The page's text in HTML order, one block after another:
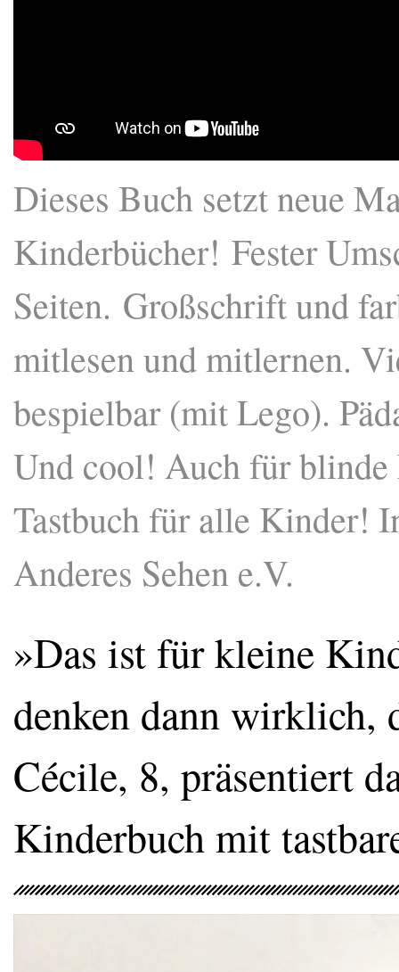
Dieses Buch setzt neue
Kinderbücher! Fester
Seiten. Großschrift und
mitlesen und mitlernen.
bespielbar (mit Lego).
Und cool! Auch für
Tastbuch für alle Kinder!
Anderes Sehen e.V.
»Das ist für kleine
denken dann wirklich,
Cécile, 8, präsentiert
Kinderbuch mit